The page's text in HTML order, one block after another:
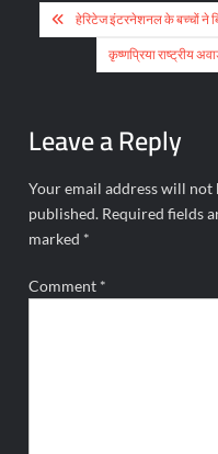
Post
navigation
हेरिटेज इंटरनेशनल के बच्चों ने
कृष्णप्रिया राष्ट्रीय
Leave a Reply
Your email address will not
published. Required fields
marked *
Comment *